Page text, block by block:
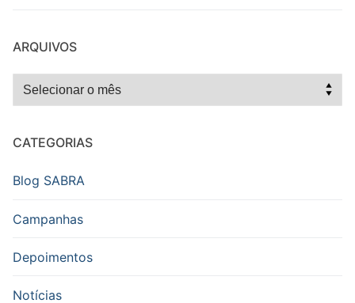
ARQUIVOS
Arquivos
CATEGORIAS
Blog SABRA
Campanhas
Depoimentos
Notícias